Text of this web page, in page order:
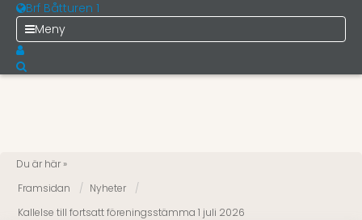
Brf Båtturen 1
Meny
Du är här »
Framsidan
Nyheter
Kallelse till fortsatt föreningsstämma 1 juli 2026